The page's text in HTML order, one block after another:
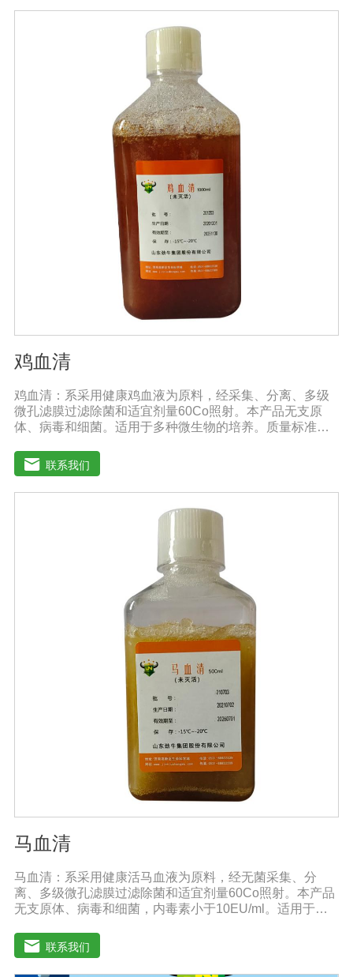
存：-15℃―-20℃有效期：5年注意事项：1、解冻：采用
逐步解冻法（ -20℃→2-8℃→ 室温），可减少沉淀的产生
使血清质量不会受到影响。
鸡血清
鸡血清：系采用健康鸡血液为原料，经采集、分离、多级
微孔滤膜过滤除菌和适宜剂量60Co照射。本产品无支原
体、病毒和细菌。适用于多种微生物的培养。质量标准：
1000ml/瓶保存：-15℃―-20℃有效期：5年注意事项：解
冻：采用逐步解冻法（ -20℃→2-8℃→ 室温），可减少沉
淀的产生使血清质量不会受到影响。
联系我们
马血清
马血清：系采用健康活马血液为原料，经无菌采集、分
离、多级微孔滤膜过滤除菌和适宜剂量60Co照射。本产品
无支原体、病毒和细菌，内毒素小于10EU/ml。适用于多
典》2020版质量标准。规格：500ml/瓶保
存：-15℃―-20℃有效期：5年注意事项：解冻：采用逐
步解冻法（ -20℃→2-8℃→ 室温），可减少沉淀的产生使
联系我们